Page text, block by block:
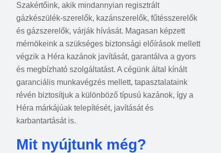
Szakértőink, akik mindannyian regisztrált
gázkészülék-szerelők, kazánszerelők, fűtésszerelők
és gázszerelők, várják hívását. Magasan képzett
mérnökeink a szükséges biztonsági előírások mellett
végzik a Héra kazánok javítását, garantálva a gyors
és megbízható szolgáltatást. A cégünk által kínált
garanciális munkavégzés mellett, tapasztalataink
révén biztosítjuk a különböző típusú kazánok, így a
Héra márkájúak telepítését, javítását és
karbantartását is.
Mit nyújtunk még?